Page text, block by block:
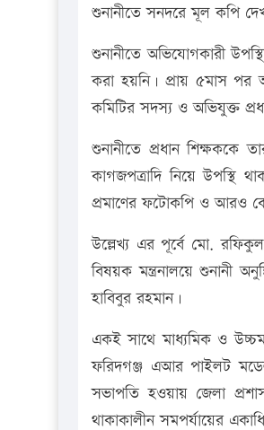
শুনানীতে সনদরে মূল কপি
শুনানীতে অভিযোগকারী
করা হয়নি। প্রায় ৫মাস পর
কমিটির সদস্য ও অভিযুক্ত
শুনানীতে প্রধান শিক্ষককে
কাগজপত্রাদি নিয়ে উপস্থি
প্রমাণের ফটোকপি ও আরও
উল্লেখ্য এর পূর্বে মো. রফিকুল
বিষয়ক মন্ত্রনালয়ে শুনানী
হাবিবুর রহমান।
একই সাথে মাধ্যমিক ও
ফরিদগঞ্জ এআর পাইলট মডেল
সভাপতি হওয়ায় জেলা
থাকাকালীন সমপর্যায়ের